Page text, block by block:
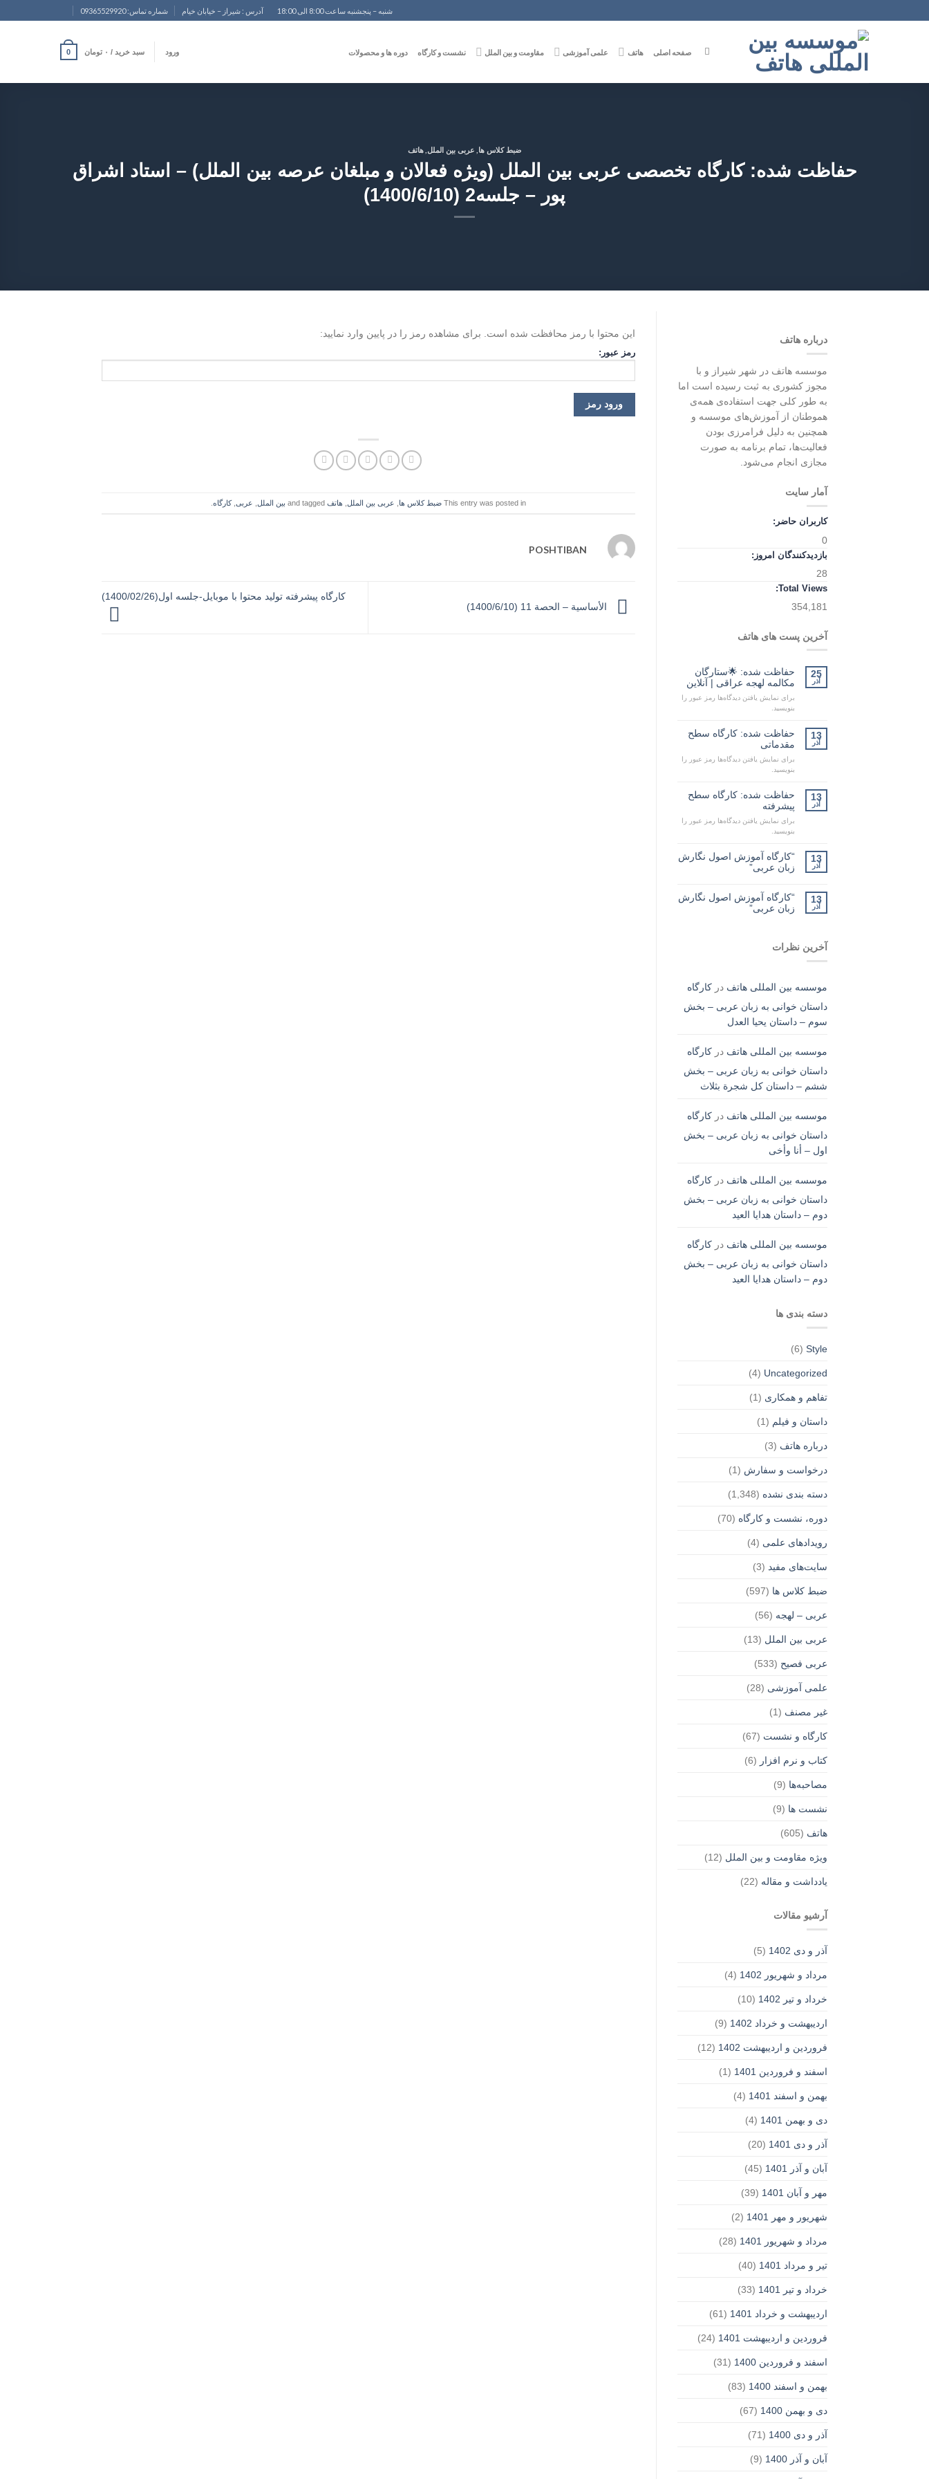
to
شنبه – پنجشنبه ساعت 8:00 الی 18:00 آدرس : شیراز – خیابان خیام شماره تماس: 09365529920
صفحه اصلی هاتف علمی آموزشی مقاومت و بین الملل نشست و کارگاه دوره ها و محصولات ورود سبد خرید / ۰ تومان 0
ضبط کلاس ها عربی بین الملل هاتف
حفاظت شده: کارگاه تخصصی عربی بین الملل (ویژه فعالان و مبلغان عرصه بین الملل) – استاد اشراق
پور – جلسه2 (1400/6/10)
درباره هاتف
موسسه هاتف در شهر شیراز و با
مجوز کشوری به ثبت رسیده است اما
به طور کلی جهت استفاده‌ی همه‌ی
هموطنان از آموزش‌های موسسه و
همچنین به دلیل فرامرزی بودن
فعالیت‌ها، تمام برنامه به صورت
مجازی انجام می‌شود.
آمار سایت
کاربران حاضر:
0
بازدیدکنندگان امروز:
28
Total Views:
354,181
آخرین پست های هاتف
25
آذر
حفاظت شده: 🌟ستارگان
مکالمه لهجه عراقی | آنلاین
برای نمایش یافتن دیدگاه‌ها رمز عبور را
بنویسید.
13
آذر
حفاظت شده: کارگاه سطح
مقدماتی
برای نمایش یافتن دیدگاه‌ها رمز عبور را
بنویسید.
13
آذر
حفاظت شده: کارگاه سطح
پیشرفته
برای نمایش یافتن دیدگاه‌ها رمز عبور را
بنویسید.
13
آذر
“کارگاه آموزش اصول نگارش
زبان عربی”
13
آذر
“کارگاه آموزش اصول نگارش
زبان عربی”
آخرین نظرات
موسسه بین المللی هاتف در کارگاه
داستان خوانی به زبان عربی – بخش
سوم – داستان یحیا العدل
موسسه بین المللی هاتف در کارگاه
داستان خوانی به زبان عربی – بخش
ششم – داستان کل شجرة بثلاث
موسسه بین المللی هاتف در کارگاه
داستان خوانی به زبان عربی – بخش
اول – أنا وأخی
موسسه بین المللی هاتف در کارگاه
داستان خوانی به زبان عربی – بخش
دوم – داستان هدایا العید
موسسه بین المللی هاتف در کارگاه
داستان خوانی به زبان عربی – بخش
دوم – داستان هدایا العید
دسته بندی ها
Style
(6)
Uncategorized
(4)
تفاهم و همکاری (1)
داستان و فیلم (1)
درباره هاتف (3)
درخواست و سفارش (1)
دسته بندی نشده (1,348)
دوره، نشست و کارگاه (70)
رویدادهای علمی (4)
سایت‌های مفید (3)
ضبط کلاس ها (597)
عربی – لهجه (56)
عربی بین الملل (13)
عربی فصیح (533)
علمی آموزشی (28)
غير مصنف (1)
کارگاه و نشست (67)
کتاب و نرم افزار (6)
مصاحبه‌ها (9)
نشست ها (9)
هاتف (605)
ویژه مقاومت و بین الملل (12)
یادداشت‌ و مقاله (22)
آرشیو مقالات
آذر و دی 1402 (5)
مرداد و شهریور 1402 (4)
خرداد و تیر 1402 (10)
اردیبهشت و خرداد 1402 (9)
فروردین و اردیبهشت 1402 (12)
اسفند و فروردین 1401 (1)
بهمن و اسفند 1401 (4)
دی و بهمن 1401 (4)
آذر و دی 1401 (20)
آبان و آذر 1401 (45)
مهر و آبان 1401 (39)
شهریور و مهر 1401 (2)
مرداد و شهریور 1401 (28)
تیر و مرداد 1401 (40)
خرداد و تیر 1401 (33)
اردیبهشت و خرداد 1401 (61)
فروردین و اردیبهشت 1401 (24)
اسفند و فروردین 1400 (31)
بهمن و اسفند 1400 (83)
دی و بهمن 1400 (67)
آذر و دی 1400 (71)
آبان و آذر 1400 (9)
این محتوا با رمز محافظت شده است. برای مشاهده رمز را در پایین وارد نمایید:
رمز عبور:
This entry was posted in ضبط کلاس ها عربی بین الملل هاتف and tagged بین الملل عربی ,کارگاه
POSHTIBAN
الأساسیة – الحصة 11 (1400/6/10)
کارگاه پیشرفته تولید محتوا با موبایل-جلسه اول(1400/02/26)